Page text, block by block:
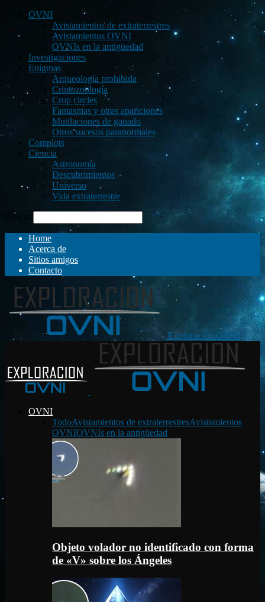
OVNI
Avistamientos de extraterrestres
Avistamientos OVNI
OVNIs en la antigüedad
Investigaciones
Enigmas
Arqueología prohibida
Criptozoología
Crop circles
Fantasmas y otras apariciones
Mutilaciones de ganado
Otros sucesos paranormales
Complots
Ciencia
Astronomía
Descubrimientos
Universo
Vida extraterrestre
Buscar
Home
Acerca de
Sitios amigos
Contacto
Exploración OVNI
OVNI
TodoAvistamientos de extraterrestresAvistamientos
OVNIOVNIs en la antigüedad
Objeto volador no identificado con forma
de «V» sobre los Ángeles